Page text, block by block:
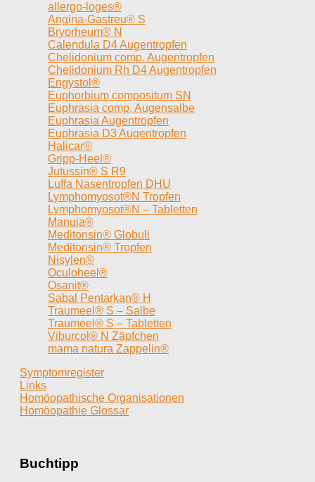
allergo-loges®
Angina-Gastreu® S
Bryorheum® N
Calendula D4 Augentropfen
Chelidonium comp. Augentropfen
Chelidonium Rh D4 Augentropfen
Engystol®
Euphorbium compositum SN
Euphrasia comp. Augensalbe
Euphrasia Augentropfen
Euphrasia D3 Augentropfen
Halicar®
Gripp-Heel®
Jutussin® S R9
Luffa Nasentropfen DHU
Lymphomyosot®N Tropfen
Lymphomyosot®N – Tabletten
Manuia®
Meditonsin® Globuli
Meditonsin® Tropfen
Nisylen®
Oculoheel®
Osanit®
Sabal Pentarkan® H
Traumeel® S – Salbe
Traumeel® S – Tabletten
Viburcol® N Zäpfchen
mama natura Zappelin®
Symptomregister
Links
Homöopathische Organisationen
Homöopathie Glossar
Buchtipp